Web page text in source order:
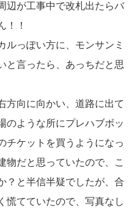
辺が工事中で改札出たらバ
！！
ルっぽい方に、モンサンミ
と言ったら、あっちだと思
方向に向かい、道路に出て
のような所にプレハブボッ
チケットを買うようになっ
物だと思っていたので、こ
？と半信半疑でしたが、合
慌てていたので、写真なし